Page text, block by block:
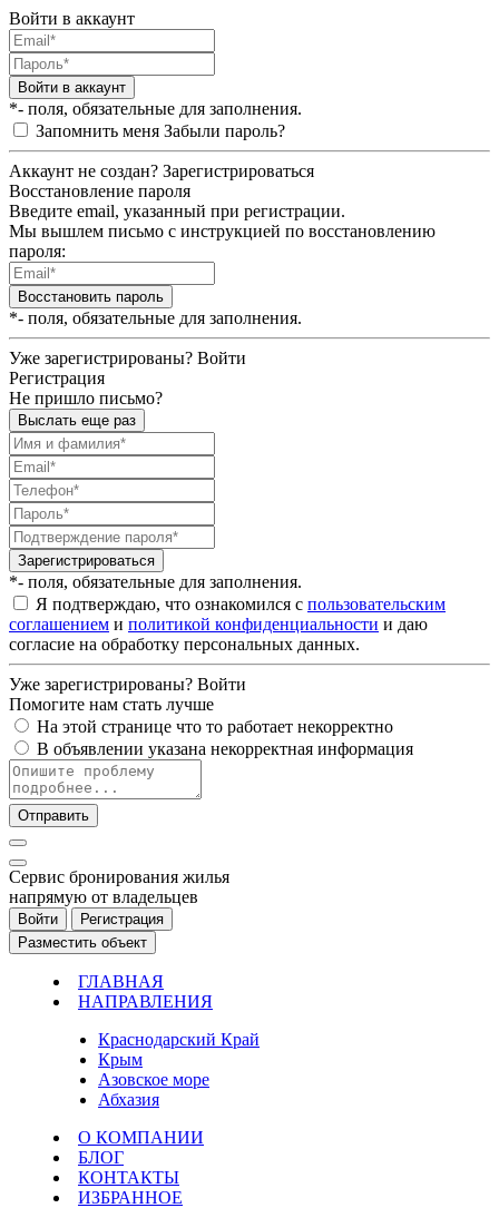
Войти в аккаунт
Войти в аккаунт
*- поля, обязательные для заполнения.
Запомнить меня Забыли пароль?
Аккаунт не создан? Зарегистрироваться
Восстановление пароля
Введите email, указанный при регистрации.
Мы вышлем письмо с инструкцией по восстановлению
пароля:
Восстановить пароль
*- поля, обязательные для заполнения.
Уже зарегистрированы? Войти
Регистрация
Не пришло письмо?
Выслать еще раз
Зарегистрироваться
*- поля, обязательные для заполнения.
Я подтверждаю, что ознакомился с пользовательским
соглашением и политикой конфиденциальности и даю
согласие на обработку персональных данных.
Уже зарегистрированы? Войти
Помогите нам стать лучше
На этой странице что то работает некорректно
В объявлении указана некорректная информация
Отправить
Cервис бронирования жилья
напрямую от владельцев
Войти
Регистрация
Разместить объект
ГЛАВНАЯ
НАПРАВЛЕНИЯ
Краснодарский Край
Крым
Азовское море
Абхазия
О КОМПАНИИ
БЛОГ
КОНТАКТЫ
ИЗБРАННОЕ